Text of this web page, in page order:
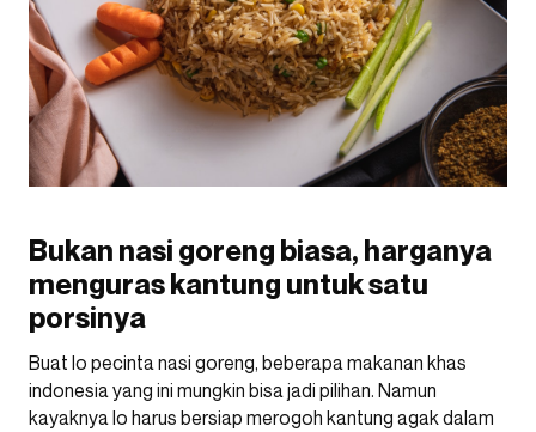
Bukan nasi goreng biasa, harganya
menguras kantung untuk satu
porsinya
Buat lo pecinta nasi goreng, beberapa makanan khas
indonesia yang ini mungkin bisa jadi pilihan. Namun
kayaknya lo harus bersiap merogoh kantung agak dalam